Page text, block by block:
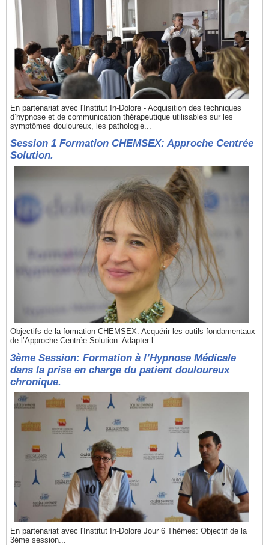
En partenariat avec l'Institut In-Dolore - Acquisition des techniques
d’hypnose et de communication thérapeutique utilisables sur les
symptômes douloureux, les pathologie...
Session 1 Formation CHEMSEX: Approche Centrée
Solution.
Objectifs de la formation CHEMSEX: Acquérir les outils fondamentaux
de l’Approche Centrée Solution. Adapter l...
3ème Session: Formation à l’Hypnose Médicale
dans la prise en charge du patient douloureux
chronique.
En partenariat avec l'Institut In-Dolore Jour 6 Thèmes: Objectif de la
3ème session...